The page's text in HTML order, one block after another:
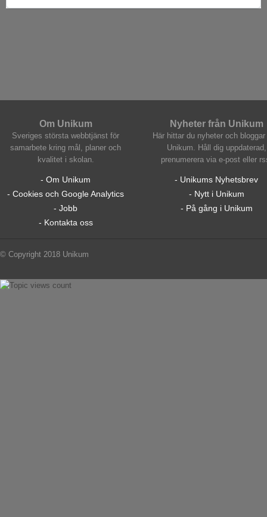
Om Unikum
Sveriges största webbtjänst för
samarbete kring mål, planer och
kvalitet i skolan.
- Om Unikum
- Cookies och Google Analytics
- Jobb
- Kontakta oss
Nyheter från Unikum
Här hittar du nyheter och bloggar
Unikum. Håll dig uppdaterad,
prenumerera via e-post eller
- Unikums Nyhetsbrev
- Nytt i Unikum
- På gång i Unikum
© Copyright 2018 Unikum